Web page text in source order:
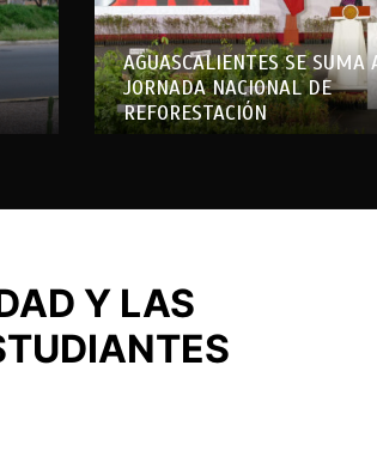
AGUASCALIENTES SE SUMA
JORNADA NACIONAL DE
REFORESTACIÓN
Y LAS